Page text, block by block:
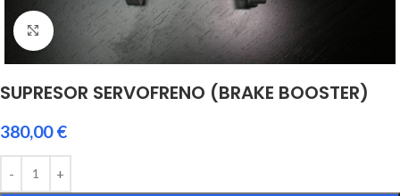
Click to enlarge
SUPRESOR SERVOFRENO (BRAKE BOOSTER)
380,00€